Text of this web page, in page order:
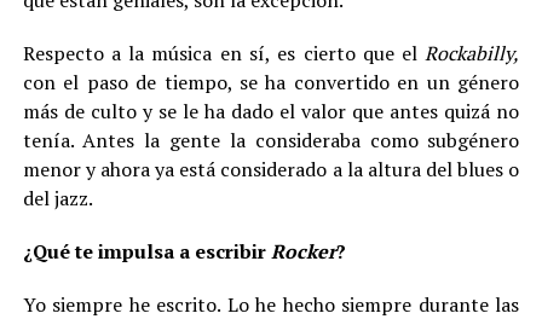
Respecto a la música en sí, es cierto que elRockabilly,
con el paso de tiempo, se ha convertido en un género
más de culto y se le ha dado el valor que antes quizá no
tenía. Antes la gente la consideraba como subgénero
menor y ahora ya está considerado a la altura del blues o
del jazz.
¿Qué te impulsa a escribirRocker?
Yo siempre he escrito. Lo he hecho siempre durante las